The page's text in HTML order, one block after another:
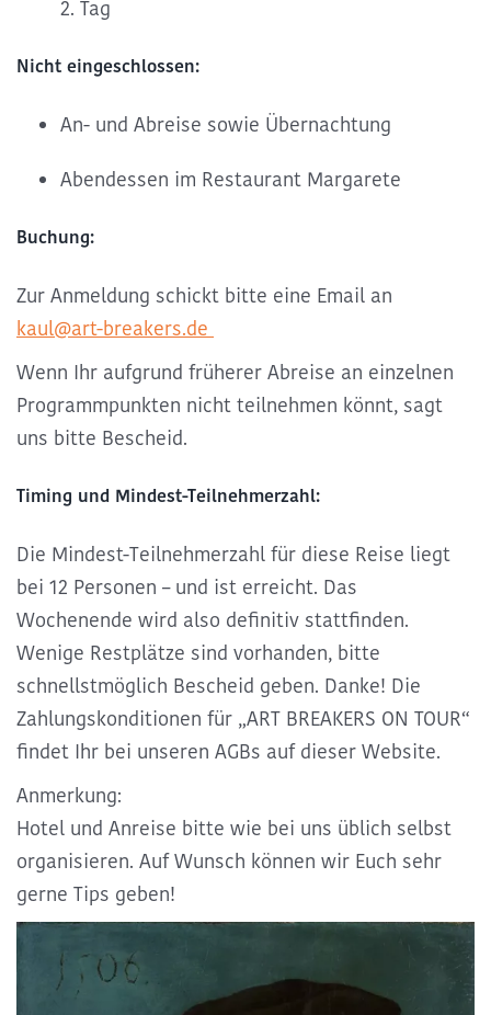
2. Tag
Nicht eingeschlossen:
An- und Abreise sowie Übernachtung
Abendessen im Restaurant Margarete
Buchung:
Zur Anmeldung schickt bitte eine Email an
kaul@art-breakers.de
Wenn Ihr aufgrund früherer Abreise an einzelnen
Programmpunkten nicht teilnehmen könnt, sagt
uns bitte Bescheid.
Timing und Mindest-Teilnehmerzahl:
Die Mindest-Teilnehmerzahl für diese Reise liegt
bei 12 Personen – und ist erreicht. Das
Wochenende wird also definitiv stattfinden.
Wenige Restplätze sind vorhanden, bitte
schnellstmöglich Bescheid geben. Danke! Die
Zahlungskonditionen für „ART BREAKERS ON TOUR“
findet Ihr bei unseren AGBs auf dieser Website.
Anmerkung:
Hotel und Anreise bitte wie bei uns üblich selbst
organisieren. Auf Wunsch können wir Euch sehr
gerne Tips geben!